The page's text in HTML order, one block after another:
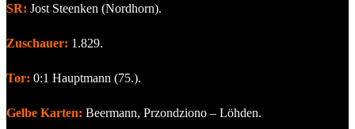
SR: Jost Steenken (Nordhorn).
Zuschauer: 1.829.
Tor: 0:1 Hauptmann (75.).
Gelbe Karten: Beermann, Przondziono – Löhden.